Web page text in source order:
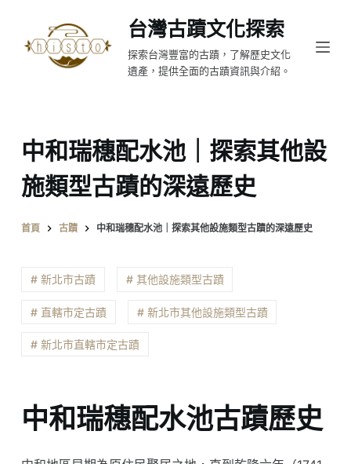
至
台灣古蹟文化探索
探索台灣豐富的古蹟，了解歷史文化
遺產，提供全面的古蹟資訊與介紹。
中和瑞穗配水池｜探索其他設
施類型古蹟的深遠歷史
首頁 古蹟 中和瑞穗配水池｜探索其他設施類型古蹟的深遠歷史
# 新北市古蹟 # 其他設施類型古蹟
# 直轄市定古蹟 # 新北市其他設施類型古蹟
# 新北市直轄市定古蹟
中和瑞穗配水池古蹟歷史